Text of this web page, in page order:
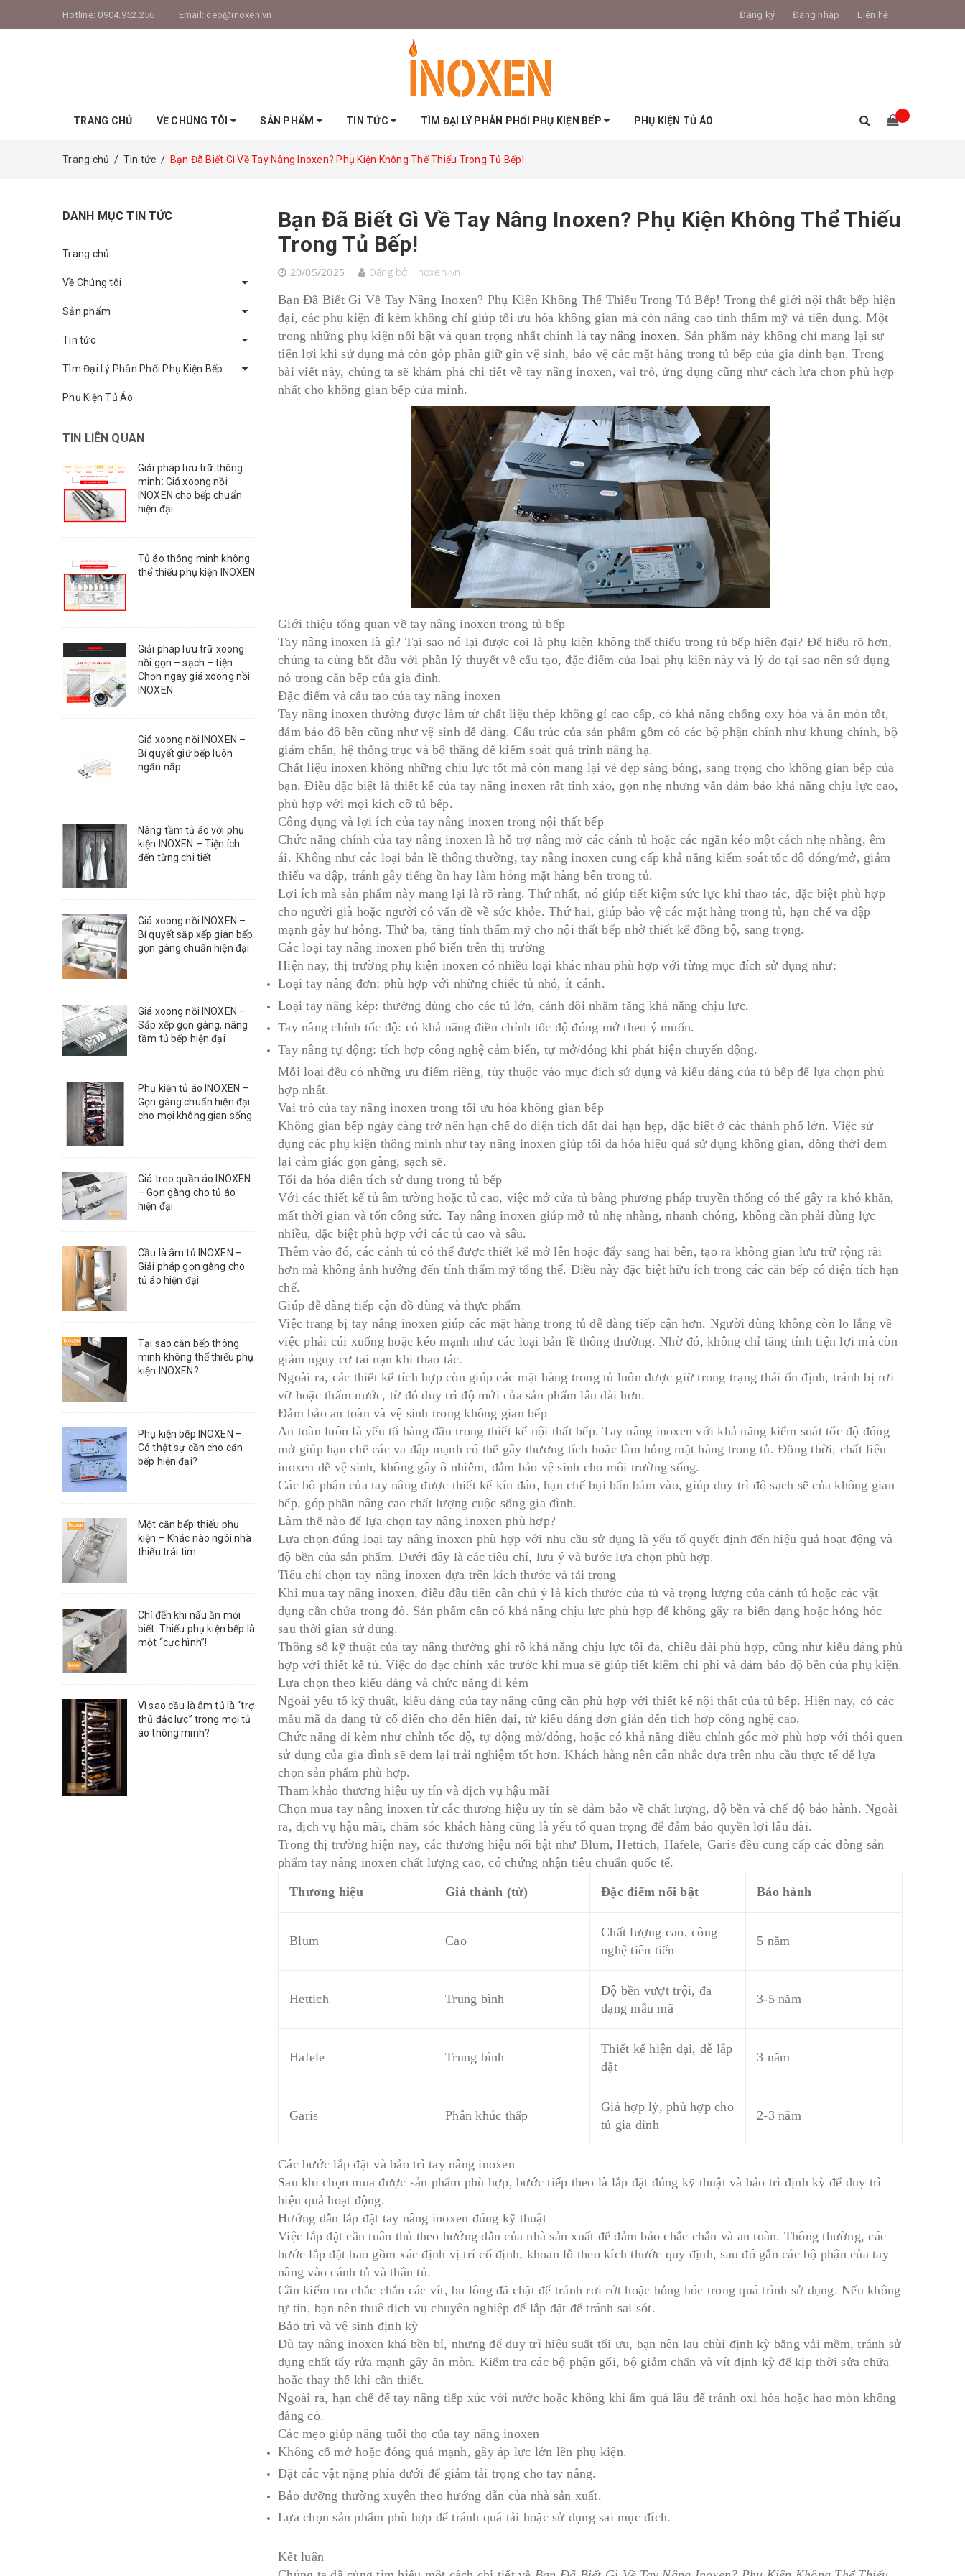
Hotline: 0904.952.256 Email: ceo@inoxen.vn Đăng ký Đăng nhập Liên hệ
TRANG CHỦ VỀ CHÚNG TÔI SẢN PHẨM TIN TỨC TÌM ĐẠI LÝ PHÂN PHỐI PHỤ KIỆN BẾP PHỤ KIỆN TỦ ÁO
Trang chủ / Tin tức / Bạn Đã Biết Gì Về Tay Nâng Inoxen? Phụ Kiện Không Thể Thiếu Trong Tủ Bếp!
Bạn Đã Biết Gì Về Tay Nâng Inoxen? Phụ Kiện Không Thể Thiếu
Trong Tủ Bếp!
20/05/2025 Đăng bởi: inoxen-vn
Bạn Đã Biết Gì Về Tay Nâng Inoxen? Phụ Kiện Không Thể Thiếu Trong Tủ Bếp! Trong thế giới nội thất bếp hiện
đại, các phụ kiện đi kèm không chỉ giúp tối ưu hóa không gian mà còn nâng cao tính thẩm mỹ và tiện dụng. Một
trong những phụ kiện nổi bật và quan trọng nhất chính làtay nâng inoxen. Sản phẩm này không chỉ mang lại sự
tiện lợi khi sử dụng mà còn góp phần giữ gìn vệ sinh, bảo vệ các mặt hàng trong tủ bếp của gia đình bạn. Trong
bài viết này, chúng ta sẽ khám phá chi tiết về tay nâng inoxen, vai trò, ứng dụng cũng như cách lựa chọn phù hợp
nhất cho không gian bếp của mình.
Giới thiệu tổng quan về tay nâng inoxen trong tủ bếp
Tay nâng inoxen là gì? Tại sao nó lại được coi là phụ kiện không thể thiếu trong tủ bếp hiện đại? Để hiểu rõ hơn,
chúng ta cùng bắt đầu với phần lý thuyết về cấu tạo, đặc điểm của loại phụ kiện này và lý do tại sao nên sử dụng
nó trong căn bếp của gia đình.
Đặc điểm và cấu tạo của tay nâng inoxen
Tay nâng inoxen thường được làm từ chất liệu thép không gỉ cao cấp, có khả năng chống oxy hóa và ăn mòn tốt,
đảm bảo độ bền cũng như vệ sinh dễ dàng. Cấu trúc của sản phẩm gồm có các bộ phận chính như khung chính, bộ
giảm chấn, hệ thống trục và bộ thắng để kiểm soát quá trình nâng hạ.
Chất liệu inoxen không những chịu lực tốt mà còn mang lại vẻ đẹp sáng bóng, sang trọng cho không gian bếp của
bạn. Điều đặc biệt là thiết kế của tay nâng inoxen rất tinh xảo, gọn nhẹ nhưng vẫn đảm bảo khả năng chịu lực cao,
phù hợp với mọi kích cỡ tủ bếp.
Công dụng và lợi ích của tay nâng inoxen trong nội thất bếp
Chức năng chính của tay nâng inoxen là hỗ trợ nâng mở các cánh tủ hoặc các ngăn kéo một cách nhẹ nhàng, êm
ái. Không như các loại bản lề thông thường, tay nâng inoxen cung cấp khả năng kiểm soát tốc độ đóng/mở, giảm
thiểu va đập, tránh gây tiếng ồn hay làm hỏng mặt hàng bên trong tủ.
Lợi ích mà sản phẩm này mang lại là rõ ràng. Thứ nhất, nó giúp tiết kiệm sức lực khi thao tác, đặc biệt phù hợp
cho người già hoặc người có vấn đề về sức khỏe. Thứ hai, giúp bảo vệ các mặt hàng trong tủ, hạn chế va đập
mạnh gây hư hỏng. Thứ ba, tăng tính thẩm mỹ cho nội thất bếp nhờ thiết kế đồng bộ, sang trọng.
Các loại tay nâng inoxen phổ biến trên thị trường
Hiện nay, thị trường phụ kiện inoxen có nhiều loại khác nhau phù hợp với từng mục đích sử dụng như:
Loại tay nâng đơn: phù hợp với những chiếc tủ nhỏ, ít cánh.
Loại tay nâng kép: thường dùng cho các tủ lớn, cánh đôi nhằm tăng khả năng chịu lực.
Tay nâng chỉnh tốc độ: có khả năng điều chỉnh tốc độ đóng mở theo ý muốn.
Tay nâng tự động: tích hợp công nghệ cảm biến, tự mở/đóng khi phát hiện chuyển động.
Mỗi loại đều có những ưu điểm riêng, tùy thuộc vào mục đích sử dụng và kiểu dáng của tủ bếp để lựa chọn phù
hợp nhất.
Vai trò của tay nâng inoxen trong tối ưu hóa không gian bếp
Không gian bếp ngày càng trở nên hạn chế do diện tích đất đai hạn hẹp, đặc biệt ở các thành phố lớn. Việc sử
dụng các phụ kiện thông minh như tay nâng inoxen giúp tối đa hóa hiệu quả sử dụng không gian, đồng thời đem
lại cảm giác gọn gàng, sạch sẽ.
Tối đa hóa diện tích sử dụng trong tủ bếp
Với các thiết kế tủ âm tường hoặc tủ cao, việc mở cửa tủ bằng phương pháp truyền thống có thể gây ra khó khăn,
mất thời gian và tốn công sức. Tay nâng inoxen giúp mở tủ nhẹ nhàng, nhanh chóng, không cần phải dùng lực
nhiều, đặc biệt phù hợp với các tủ cao và sâu.
Thêm vào đó, các cánh tủ có thể được thiết kế mở lên hoặc đẩy sang hai bên, tạo ra không gian lưu trữ rộng rãi
hơn mà không ảnh hưởng đến tính thẩm mỹ tổng thể. Điều này đặc biệt hữu ích trong các căn bếp có diện tích hạn
chế.
Giúp dễ dàng tiếp cận đồ dùng và thực phẩm
Việc trang bị tay nâng inoxen giúp các mặt hàng trong tủ dễ dàng tiếp cận hơn. Người dùng không còn lo lắng về
việc phải cúi xuống hoặc kéo mạnh như các loại bản lề thông thường. Nhờ đó, không chỉ tăng tính tiện lợi mà còn
giảm nguy cơ tai nạn khi thao tác.
Ngoài ra, các thiết kế tích hợp còn giúp các mặt hàng trong tủ luôn được giữ trong trạng thái ổn định, tránh bị rơi
vỡ hoặc thấm nước, từ đó duy trì độ mới của sản phẩm lâu dài hơn.
Đảm bảo an toàn và vệ sinh trong không gian bếp
An toàn luôn là yếu tố hàng đầu trong thiết kế nội thất bếp. Tay nâng inoxen với khả năng kiểm soát tốc độ đóng
mở giúp hạn chế các va đập mạnh có thể gây thương tích hoặc làm hỏng mặt hàng trong tủ. Đồng thời, chất liệu
inoxen dễ vệ sinh, không gây ô nhiễm, đảm bảo vệ sinh cho môi trường sống.
Các bộ phận của tay nâng được thiết kế kín đáo, hạn chế bụi bẩn bám vào, giúp duy trì độ sạch sẽ của không gian
bếp, góp phần nâng cao chất lượng cuộc sống gia đình.
Làm thế nào để lựa chọn tay nâng inoxen phù hợp?
Lựa chọn đúng loại tay nâng inoxen phù hợp với nhu cầu sử dụng là yếu tố quyết định đến hiệu quả hoạt động và
độ bền của sản phẩm. Dưới đây là các tiêu chí, lưu ý và bước lựa chọn phù hợp.
Tiêu chí chọn tay nâng inoxen dựa trên kích thước và tải trọng
Khi mua tay nâng inoxen, điều đầu tiên cần chú ý là kích thước của tủ và trọng lượng của cánh tủ hoặc các vật
dụng cần chứa trong đó. Sản phẩm cần có khả năng chịu lực phù hợp để không gây ra biến dạng hoặc hỏng hóc
sau thời gian sử dụng.
Thông số kỹ thuật của tay nâng thường ghi rõ khả năng chịu lực tối đa, chiều dài phù hợp, cũng như kiểu dáng phù
hợp với thiết kế tủ. Việc đo đạc chính xác trước khi mua sẽ giúp tiết kiệm chi phí và đảm bảo độ bền của phụ kiện.
Lựa chọn theo kiểu dáng và chức năng đi kèm
Ngoài yếu tố kỹ thuật, kiểu dáng của tay nâng cũng cần phù hợp với thiết kế nội thất của tủ bếp. Hiện nay, có các
mẫu mã đa dạng từ cổ điển cho đến hiện đại, từ kiểu dáng đơn giản đến tích hợp công nghệ cao.
Chức năng đi kèm như chỉnh tốc độ, tự động mở/đóng, hoặc có khả năng điều chỉnh góc mở phù hợp với thói quen
sử dụng của gia đình sẽ đem lại trải nghiệm tốt hơn. Khách hàng nên cân nhắc dựa trên nhu cầu thực tế để lựa
chọn sản phẩm phù hợp.
Tham khảo thương hiệu uy tín và dịch vụ hậu mãi
Chọn mua tay nâng inoxen từ các thương hiệu uy tín sẽ đảm bảo về chất lượng, độ bền và chế độ bảo hành. Ngoài
ra, dịch vụ hậu mãi, chăm sóc khách hàng cũng là yếu tố quan trọng để đảm bảo quyền lợi lâu dài.
Trong thị trường hiện nay, các thương hiệu nổi bật như Blum, Hettich, Hafele, Garis đều cung cấp các dòng sản
phẩm tay nâng inoxen chất lượng cao, có chứng nhận tiêu chuẩn quốc tế.
Thương hiệu Giá thành (từ) Đặc điểm nổi bật Bảo hành
Blum Cao
Chất lượng cao, công
nghệ tiên tiến
5 năm
Hettich Trung bình
Độ bền vượt trội, đa
dạng mẫu mã
3-5 năm
Hafele Trung bình
Thiết kế hiện đại, dễ lắp
đặt
3 năm
Garis Phân khúc thấp
Giá hợp lý, phù hợp cho
tủ gia đình
2-3 năm
Các bước lắp đặt và bảo trì tay nâng inoxen
Sau khi chọn mua được sản phẩm phù hợp, bước tiếp theo là lắp đặt đúng kỹ thuật và bảo trì định kỳ để duy trì
hiệu quả hoạt động.
Hướng dẫn lắp đặt tay nâng inoxen đúng kỹ thuật
Việc lắp đặt cần tuân thủ theo hướng dẫn của nhà sản xuất để đảm bảo chắc chắn và an toàn. Thông thường, các
bước lắp đặt bao gồm xác định vị trí cố định, khoan lỗ theo kích thước quy định, sau đó gắn các bộ phận của tay
nâng vào cánh tủ và thân tủ.
Cần kiểm tra chắc chắn các vít, bu lông đã chặt để tránh rơi rớt hoặc hỏng hóc trong quá trình sử dụng. Nếu không
tự tin, bạn nên thuê dịch vụ chuyên nghiệp để lắp đặt để tránh sai sót.
Bảo trì và vệ sinh định kỳ
Dù tay nâng inoxen khá bền bỉ, nhưng để duy trì hiệu suất tối ưu, bạn nên lau chùi định kỳ bằng vải mềm, tránh sử
dụng chất tẩy rửa mạnh gây ăn mòn. Kiểm tra các bộ phận gối, bộ giảm chấn và vít định kỳ để kịp thời sửa chữa
hoặc thay thế khi cần thiết.
Ngoài ra, hạn chế để tay nâng tiếp xúc với nước hoặc không khí ẩm quá lâu để tránh oxi hóa hoặc hao mòn không
đáng có.
Các mẹo giúp nâng tuổi thọ của tay nâng inoxen
Không cố mở hoặc đóng quá mạnh, gây áp lực lớn lên phụ kiện.
Đặt các vật nặng phía dưới để giảm tải trọng cho tay nâng.
Bảo dưỡng thường xuyên theo hướng dẫn của nhà sản xuất.
Lựa chọn sản phẩm phù hợp để tránh quá tải hoặc sử dụng sai mục đích.
Kết luận
DANH MỤC TIN TỨC
Trang chủ
Về Chúng tôi
Sản phẩm
Tin tức
Tìm Đại Lý Phân Phối Phụ Kiện Bếp
Phụ Kiện Tủ Áo
TIN LIÊN QUAN
Giải pháp lưu trữ thông
minh: Giá xoong nồi
INOXEN cho bếp chuẩn
hiện đại
Tủ áo thông minh không
thể thiếu phụ kiện INOXEN
Giải pháp lưu trữ xoong
nồi gọn – sạch – tiện:
Chọn ngay giá xoong nồi
INOXEN
Giá xoong nồi INOXEN –
Bí quyết giữ bếp luôn
ngăn nắp
Nâng tầm tủ áo với phụ
kiện INOXEN – Tiện ích
đến từng chi tiết
Giá xoong nồi INOXEN –
Bí quyết sắp xếp gian bếp
gọn gàng chuẩn hiện đại
Giá xoong nồi INOXEN –
Sắp xếp gọn gàng, nâng
tầm tủ bếp hiện đại
Phụ kiện tủ áo INOXEN –
Gọn gàng chuẩn hiện đại
cho mọi không gian sống
Giá treo quần áo INOXEN
– Gọn gàng cho tủ áo
hiện đại
Cầu là âm tủ INOXEN –
Giải pháp gọn gàng cho
tủ áo hiện đại
Tại sao căn bếp thông
minh không thể thiếu phụ
kiện INOXEN?
Phụ kiện bếp INOXEN –
Có thật sự cần cho căn
bếp hiện đại?
Một căn bếp thiếu phụ
kiện – Khác nào ngôi nhà
thiếu trái tim
Chỉ đến khi nấu ăn mới
biết: Thiếu phụ kiện bếp là
một “cực hình”!
Vì sao cầu là âm tủ là “trợ
thủ đắc lực” trong mọi tủ
áo thông minh?